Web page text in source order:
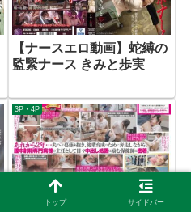
【ナースエロ動画】蛇縛の
監緊ナース きみと歩実
3P・4P
【ナースエロ動画】【特典
トップ サイドバー